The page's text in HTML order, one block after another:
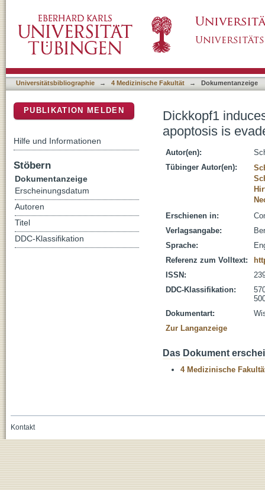
Universitätsbibliographie → 4 Medizinische Fakultät → Dokumentanzeige
Dickkopf1
apoptosis is
Autor(en):
Tübinger Autor(en):
Erschienen in:
Verlagsangabe:
Sprache:
Referenz zum Volltext:
ISSN:
DDC-Klassifikation:
Dokumentart:
Zur Langanzeige
Das Dokument
4 Medizinische
PUBLIKATION MELDEN
Hilfe und Informationen
Stöbern
Dokumentanzeige
Erscheinungsdatum
Autoren
Titel
DDC-Klassifikation
Kontakt